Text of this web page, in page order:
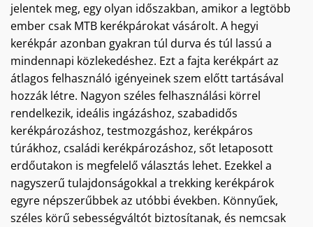
jelentek meg, egy olyan időszakban, amikor a legtöbb
ember csak MTB kerékpárokat vásárolt. A hegyi
kerékpár azonban gyakran túl durva és túl lassú a
mindennapi közlekedéshez. Ezt a fajta kerékpárt az
átlagos felhasználó igényeinek szem előtt tartásával
hozzák létre. Nagyon széles felhasználási körrel
rendelkezik, ideális ingázáshoz, szabadidős
kerékpározáshoz, testmozgáshoz, kerékpáros
túrákhoz, családi kerékpározáshoz, sőt letaposott
erdőutakon is megfelelő választás lehet. Ezekkel a
nagyszerű tulajdonságokkal a trekking kerékpárok
egyre népszerűbbek az utóbbi években. Könnyűek,
széles körű sebességváltót biztosítanak, és nemcsak